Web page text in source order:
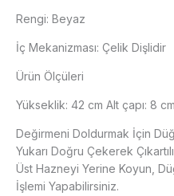
Rengi: Beyaz
İç Mekanizması: Çelik Dişlidir
Ürün Ölçüleri
Yükseklik: 42 cm Alt çapı: 8 cm
Değirmeni Doldurmak İçin
Yukarı Doğru Çekerek
Üst Hazneyi Yerine Koyun,
İşlemi Yapabilirsiniz.